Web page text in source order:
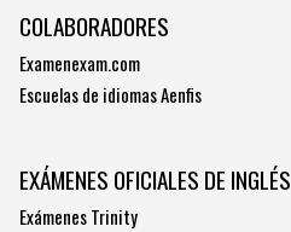
COLABORADORES
Examenexam.com
Escuelas de idiomas Aenfis
EXÁMENES OFICIALES DE INGLÉS
Exámenes Trinity